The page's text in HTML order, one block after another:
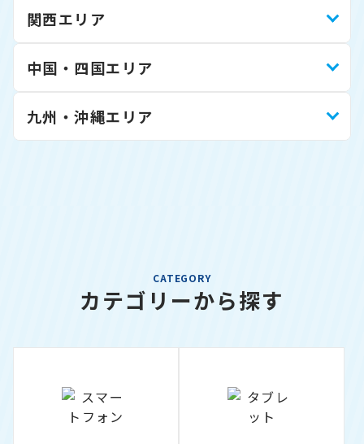
関西エリア
中国・四国エリア
九州・沖縄エリア
CATEGORY
カテゴリーから探す